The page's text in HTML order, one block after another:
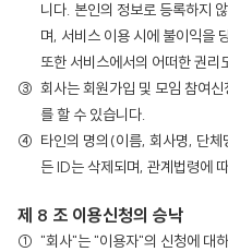
니다. 본인의 정보로 등록하지
며, 서비스 이용 시에 불이익을
또한 서비스에서의 어떠한 권리
회사는 회원가입 및 모임 참여
를 할 수 있습니다.
타인의 명의(이름, 회사명, 단
든 ID는 삭제되며, 관계법령에
제 8 조 이용신청의 승낙
"회사"는 "이용자"의 신청에 대